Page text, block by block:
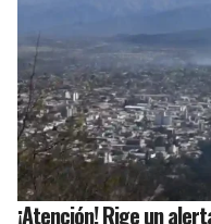
¡Atención! Rige un